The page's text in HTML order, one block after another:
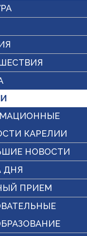
КАРЕЛИИ
НОВОСТИ
ДНЯ
ПРИЕМ